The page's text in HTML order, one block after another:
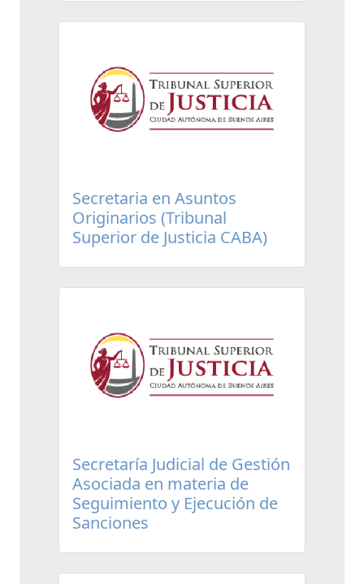
Secretaria en Asuntos
Originarios (Tribunal
Superior de Justicia CABA)
Secretaría Judicial de Gestión
Asociada en materia de
Seguimiento y Ejecución de
Sanciones